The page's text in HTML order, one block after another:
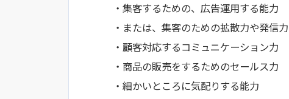
・集客するための、広告運用する能力
・または、集客のための拡散力や発信力
・顧客対応するコミュニケーション力
・商品の販売をするためのセールス力
・細かいところに気配りする能力